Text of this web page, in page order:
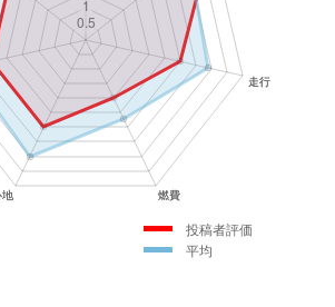
投稿者評価
平均